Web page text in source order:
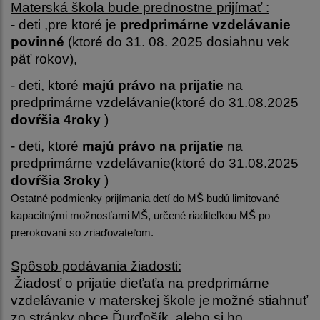
Materská škola bude prednostne prijímať :
- deti ,pre ktoré je predprimárne vzdelávanie
povinné (ktoré do 31. 08. 2025 dosiahnu vek
päť rokov),
- deti, ktoré majú právo na prijatie na
predprimárne vzdelávanie(ktoré do 31.08.2025
dovŕšia 4roky )
- deti, ktoré majú právo na prijatie na
predprimárne vzdelávanie(ktoré do 31.08.2025
dovŕšia 3roky )
Ostatné podmienky prijímania detí do MŠ budú limitované
kapacitnými možnosťami MŠ, určené riaditeľkou MŠ po
prerokovaní so zriaďovateľom.
Spôsob podávania žiadosti:
Žiadosť o prijatie dieťaťa na predprimárne
vzdelávanie v materskej škole je možné stiahnuť